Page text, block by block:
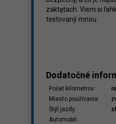
zaktętach. Viem si
testovaný mnou.
Dodatočné
Počet kilometrov:
Miesto používania:
Štýl jazdy:
Automobil: